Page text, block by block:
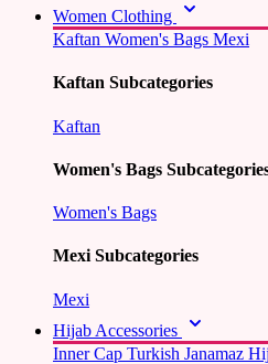
Women Clothing
Kaftan Women's Bags Mexi
Kaftan Subcategories
Kaftan
Women's Bags
Women's Bags
Mexi Subcategories
Mexi
Hijab Accessories
Inner Cap Turkish Janamaz